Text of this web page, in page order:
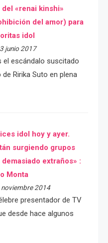
del «renai kinshi»
del amor) para
idol
junio 2017
el escándalo suscitado
Ririka Suto en plena
idol hoy y ayer.
surgiendo grupos
demasiado extraños» :
Monta
noviembre 2014
presentador de TV
desde hace algunos